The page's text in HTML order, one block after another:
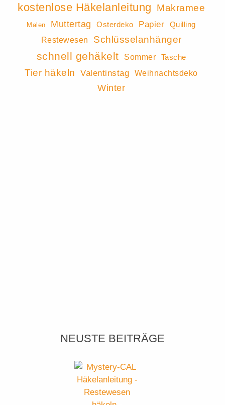
kostenlose Häkelanleitung Makramee
Malen Muttertag Osterdeko Papier Quilling
Restewesen Schlüsselanhänger
schnell gehäkelt Sommer Tasche
Tier häkeln Valentinstag Weihnachtsdeko
Winter
NEUSTE BEITRÄGE